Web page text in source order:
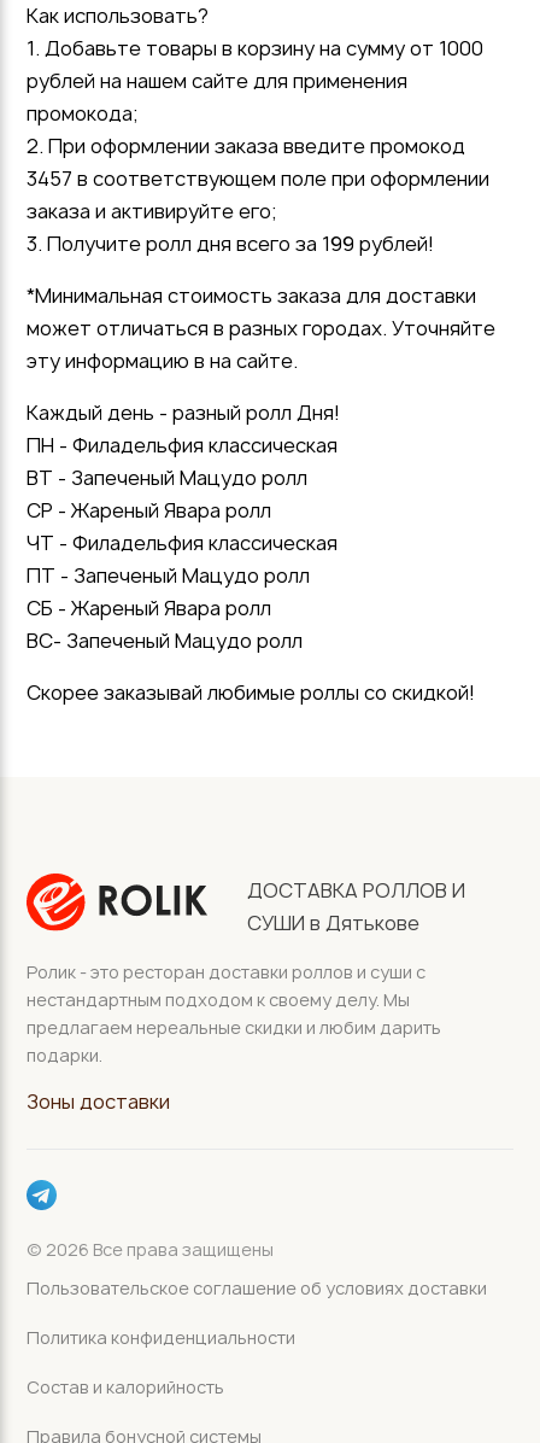
Как использовать?
1. Добавьте товары в корзину на сумму от 1000
рублей на нашем сайте для применения
промокода;
2. При оформлении заказа введите промокод
3457 в соответствующем поле при оформлении
заказа и активируйте его;
3. Получите ролл дня всего за 199 рублей!
*Минимальная стоимость заказа для доставки
может отличаться в разных городах. Уточняйте
эту информацию в на сайте.
Каждый день - разный ролл Дня!
ПН - Филадельфия классическая
ВТ - Запеченый Мацудо ролл
СР - Жареный Явара ролл
ЧТ - Филадельфия классическая
ПТ - Запеченый Мацудо ролл
СБ - Жареный Явара ролл
ВС- Запеченый Мацудо ролл
Скорее заказывай любимые роллы со скидкой!
ДОСТАВКА РОЛЛОВ И
СУШИ в Дятькове
Ролик - это ресторан доставки роллов и суши с
нестандартным подходом к своему делу. Мы
предлагаем нереальные скидки и любим дарить
подарки.
Зоны доставки
© 2026 Все права защищены
Пользовательское соглашение об условиях доставки
Политика конфиденциальности
Состав и калорийность
Правила бонусной системы